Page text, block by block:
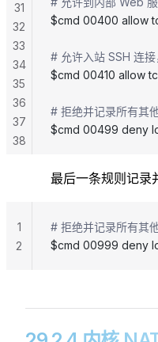
$cmd 00400 allow
# 允许入站 SSH 连
$cmd 00410 allow
# 拒绝并记录所有其
$cmd 00499 deny
31
32
33
34
35
36
37
38
最后一条规则记录
# 拒绝并记录所有其
$cmd 00999 deny
1
2